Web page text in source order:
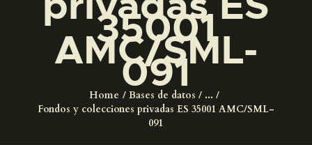
35001
AMC/SML-
091
Home Bases de datos
...
Fondos y colecciones privadas ES 35001 AMC/SML-
091
█
EL MUSEO
COLECCIONES